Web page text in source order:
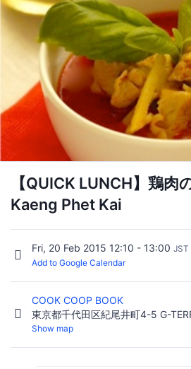
【QUICK LUNCH】鶏肉
Kaeng Phet Kai
Fri, 20 Feb 2015 12:10 - 13:00 JST
Add to Google Calendar
COOK COOP BOOK
東京都千代田区紀尾井町4-5 G-
Show map